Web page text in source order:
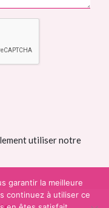
utiliser notre
garantir la meilleure
continuez à utiliser ce